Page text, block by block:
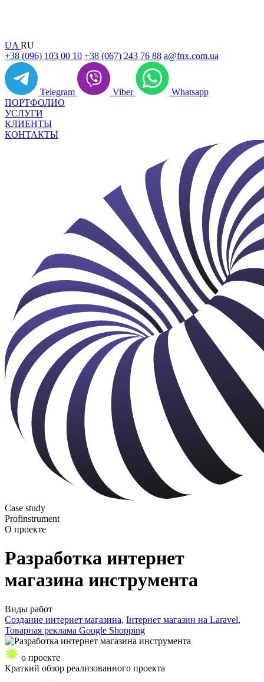
UA RU
+38 (096) 103 00 10 +38 (067) 243 76 88 a@fnx.com.ua
Telegram Viber
Whatsapp
ПОРТФОЛИО
УСЛУГИ
КЛИЕНТЫ
КОНТАКТЫ
Case study
Profinstrument
О проекте
Разработка интернет
магазина инструмента
Виды работ
Создание интернет магазина, Інтернет магазин на Laravel,
Товарная реклама Google Shopping
о проекте
Краткий обзор реализованного проекта